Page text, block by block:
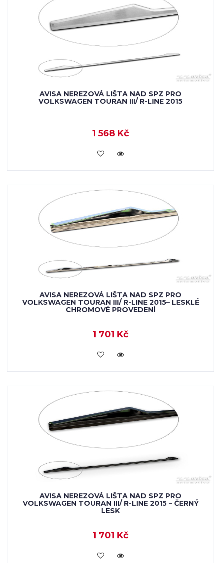
AVISA NEREZOVÁ LIŠTA NAD SPZ PRO
VOLKSWAGEN TOURAN III/ R-LINE 2015
1 568 Kč
VLOŽIT DO KOŠÍKU
AVISA NEREZOVÁ LIŠTA NAD SPZ PRO
VOLKSWAGEN TOURAN III/ R-LINE 2015– LESKLÉ
CHROMOVÉ PROVEDENÍ
1 701 Kč
VLOŽIT DO KOŠÍKU
AVISA NEREZOVÁ LIŠTA NAD SPZ PRO
VOLKSWAGEN TOURAN III/ R-LINE 2015 – ČERNÝ
LESK
1 701 Kč
VLOŽIT DO KOŠÍKU